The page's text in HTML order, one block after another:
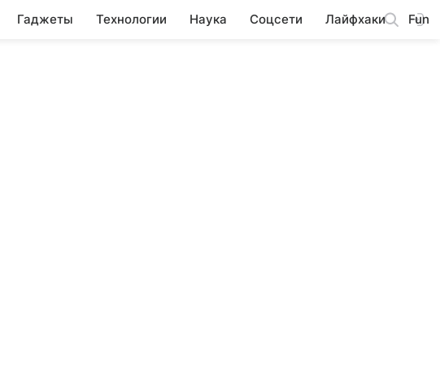
Гаджеты Технологии Наука Соцсети Лайфхаки Fun